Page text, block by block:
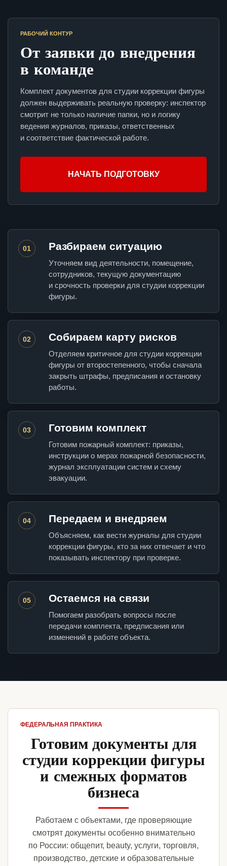
РАБОЧИЙ КОНТУР
От заявки до внедрения
в команде
Комплект документов для студии коррекции фигуры
должен выдерживать реальную проверку: инспектор
смотрит не только наличие папки, но и логику
ведения журналов, приказы, ответственных
и соответствие фактической работе.
НАЧАТЬ ПОДГОТОВКУ
01 Разбираем ситуацию
Уточняем вид деятельности, помещение,
сотрудников, текущую документацию
и срочность проверки для студии коррекции
фигуры.
02 Собираем карту рисков
Отделяем критичное для студии коррекции
фигуры от второстепенного, чтобы сначала
закрыть штрафы, предписания и остановку
работы.
03 Готовим комплект
Готовим пожарный комплект: приказы,
инструкции о мерах пожарной безопасности,
журнал эксплуатации систем и схему
эвакуации.
04 Передаем и внедряем
Объясняем, как вести журналы для студии
коррекции фигуры, кто за них отвечает и что
показывать инспектору при проверке.
05 Остаемся на связи
Помогаем разобрать вопросы после
передачи комплекта, предписания или
изменений в работе объекта.
ФЕДЕРАЛЬНАЯ ПРАКТИКА
Готовим документы для
студии коррекции фигуры
и смежных форматов
бизнеса
Работаем с объектами, где проверяющие
смотрят документы особенно внимательно
по России: общепит, beauty, услуги, торговля,
производство, детские и образовательные